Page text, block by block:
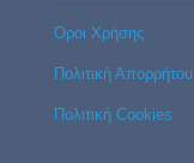
Όροι Χρήσης
Πολιτική Απορρήτου
Πολιτική Cookies